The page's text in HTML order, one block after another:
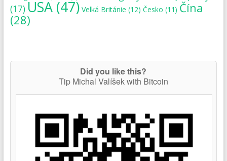
(17)USA(47) Velká Británie (12) Česko (11) Čína
(28)
Did you like this?
Tip Michal Valíšek with Bitcoin